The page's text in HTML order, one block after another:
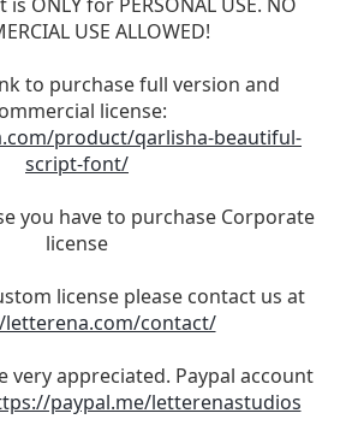
USE ALLOWED!
to purchase full version and
license:
product/qarlisha-beautiful-
script-font/
you have to purchase Corporate
license
license please contact us at
contact/
very appreciated. Paypal account
paypal.me/letterenastudios